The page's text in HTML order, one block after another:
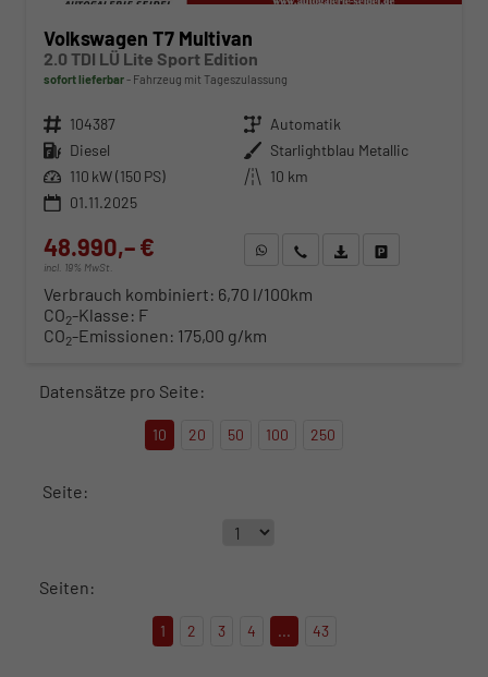
Volkswagen T7 Multivan
2.0 TDI LÜ Lite Sport Edition
sofort lieferbar Fahrzeug mit Tageszulassung
Fahrzeugnr. 104387 Getriebe Automatik
Kraftstoff Diesel Außenfarbe Starlightblau Metallic
Leistung 110 kW (150 PS) Kilometerstand 10 km
01.11.2025
48.990,– €
incl. 19% MwSt.
WhatsApp anfragen
Wir rufen Sie anFahrzeugexposé (PDF)
Verbrauch kombiniert: 6,70 l/100km
CO2-Klasse: F
CO2-Emissionen: 175,00 g/km
Datensätze pro Seite:
10 20 50 100 250
Seite:
Seiten:
1 2 3 4 ... 43